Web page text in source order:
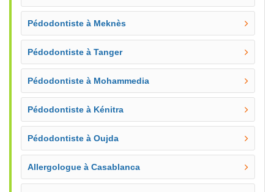
Pédodontiste à Meknès
Pédodontiste à Tanger
Pédodontiste à Mohammedia
Pédodontiste à Kénitra
Pédodontiste à Oujda
Allergologue à Casablanca